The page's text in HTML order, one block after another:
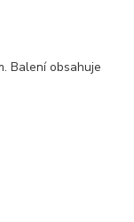
Balení obsahuje